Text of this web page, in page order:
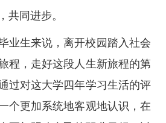
共同进步。
业生来说，离开校园踏入社会
程，走好这段人生新旅程的第
过对这大学四年学习生活的评
个更加系统地客观地认识，在